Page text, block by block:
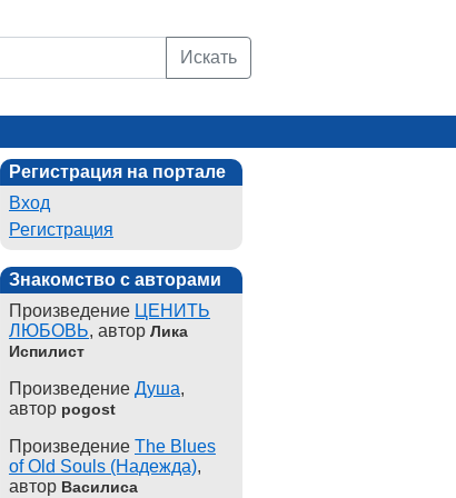
Искать
Регистрация на портале
Вход
Регистрация
Знакомство с авторами
Произведение ЦЕНИТЬ
ЛЮБОВЬ, автор Лика
Испилист
Произведение Душа,
автор pogost
Произведение The Blues
of Old Souls (Надежда),
автор Василиса